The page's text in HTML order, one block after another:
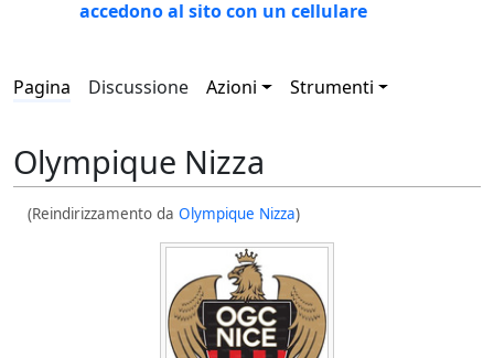
accedono al sito con un cellulare
Pagina Discussione Azioni Strumenti
Olympique Nizza
(Reindirizzamento daOlympique Nizza)